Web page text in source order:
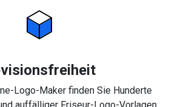
Logo-Maker finden Sie Hunderte
auffälliger Friseur-Logo-Vorlagen.